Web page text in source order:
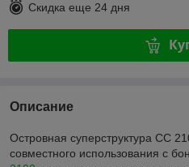
Скидка еще 24 дня
Описание
Островная суперструктура CC
совместного использования с